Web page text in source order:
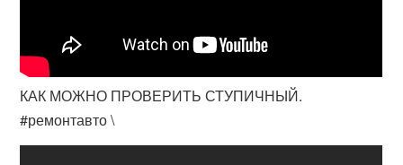
КАК МОЖНО ПРОВЕРИТЬ СТУПИЧНЫЙ.
#ремонтавто \